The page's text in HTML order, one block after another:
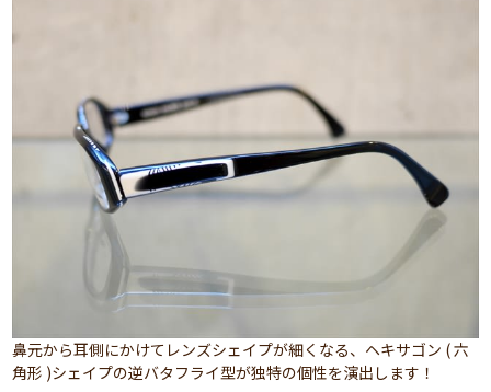
鼻元から耳側にかけてレンズシェイプが細くなる、ヘキサゴン ( 六
角形 )シェイプの逆バタフライ型が独特の個性を演出します！